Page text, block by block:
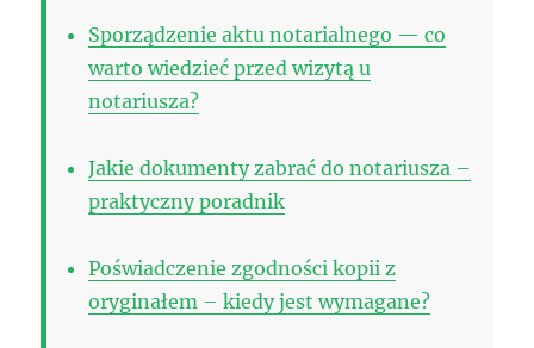
Sporządzenie aktu notarialnego — co
warto wiedzieć przed wizytą u
notariusza?
Jakie dokumenty zabrać do notariusza –
praktyczny poradnik
Poświadczenie zgodności kopii z
oryginałem – kiedy jest wymagane?